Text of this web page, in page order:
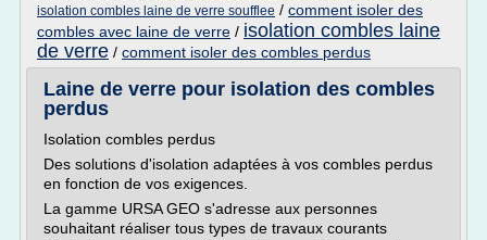
isolation combles laine de verre soufflee / comment isoler des
combles avec laine de verre / isolation combles laine
de verre / comment isoler des combles perdus
Laine de verre pour isolation des combles
perdus
Isolation combles perdus
Des solutions d'isolation adaptées à vos combles perdus
en fonction de vos exigences.
La gamme URSA GEO s'adresse aux personnes
souhaitant réaliser tous types de travaux courants